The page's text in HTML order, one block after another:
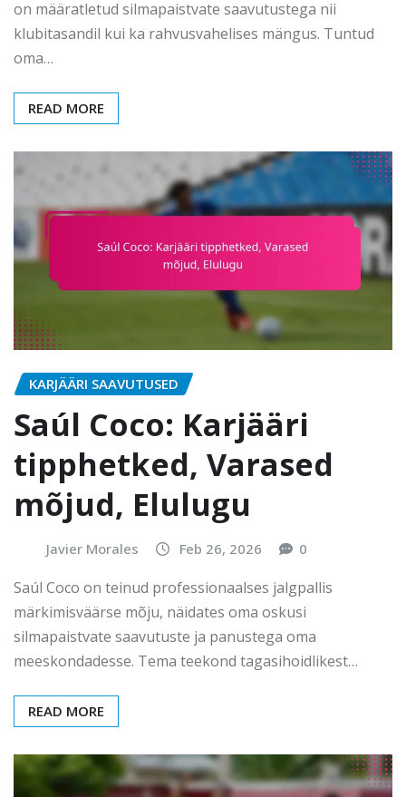
on määratletud silmapaistvate saavutustega nii
klubitasandil kui ka rahvusvahelises mängus. Tuntud
oma…
READ MORE
KARJÄÄRI SAAVUTUSED
Saúl Coco: Karjääri
tipphetked, Varased
mõjud, Elulugu
Javier Morales Feb 26, 2026 0
Saúl Coco on teinud professionaalses jalgpallis
märkimisväärse mõju, näidates oma oskusi
silmapaistvate saavutuste ja panustega oma
meeskondadesse. Tema teekond tagasihoidlikest…
READ MORE